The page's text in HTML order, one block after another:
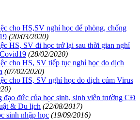
cho HS,SV nghỉ học để phòng, chống
(20/03/2020)
HS, SV đi học trở lại sau thời gian nghỉ
(28/02/2020)
cho HS, SV tiếp tục nghỉ học do dịch
(07/02/2020)
cho HS, SV nghỉ học do dịch cúm Virus
đạo đức của học sinh, sinh viên trường CĐ
& Du lịch (22/08/2017)
sinh nhập học (19/09/2016)